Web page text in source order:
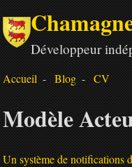
Développeur
Accueil Blog CV
Modèle
Un système de notifications